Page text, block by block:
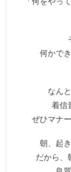
何かで
なん
着信
ぜひマナ
朝、起
だから、